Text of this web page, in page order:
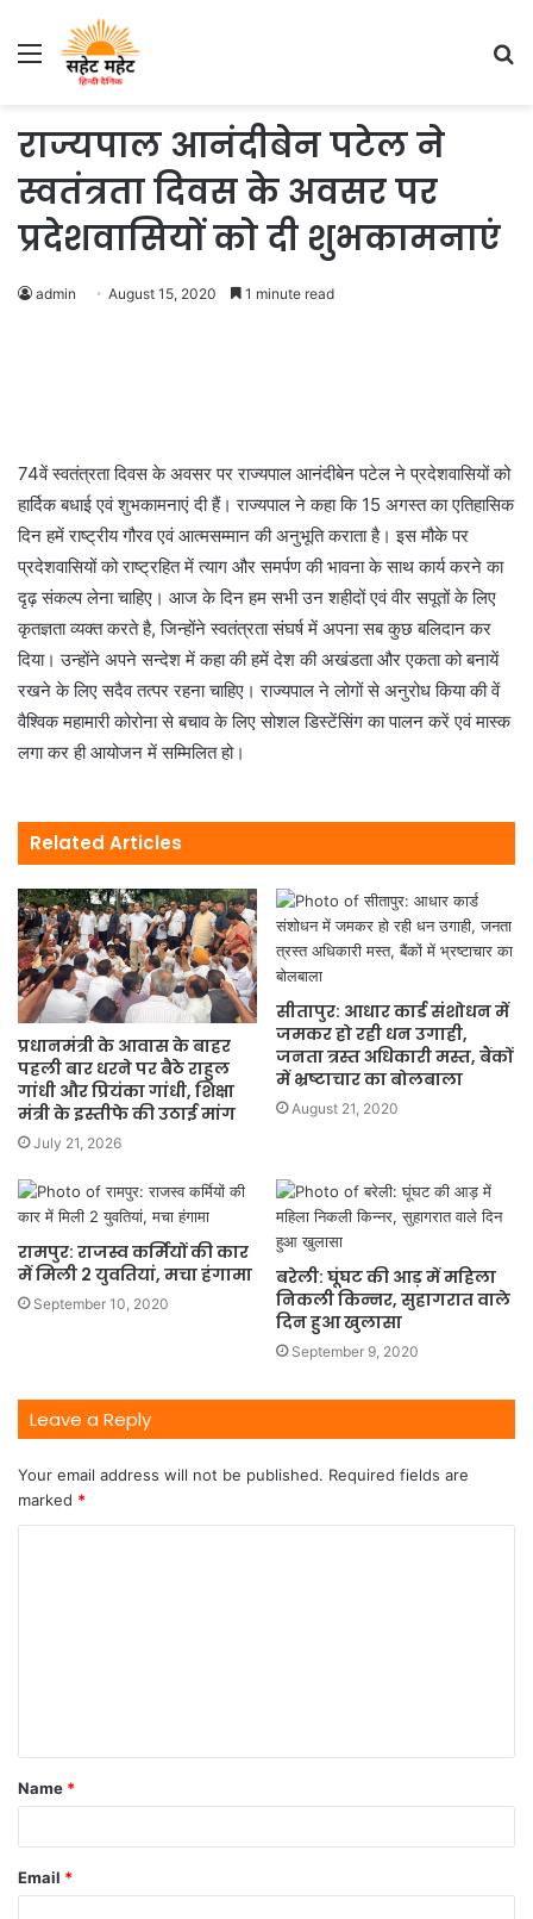
Menu
राज्यपाल आनंदीबेन पटेल ने
स्वतंत्रता दिवस के अवसर पर
प्रदेशवासियों को दी शुभकामनाएं
admin August 15, 2020 1 minute read
74वें स्वतंत्रता दिवस के अवसर पर राज्यपाल आनंदीबेन पटेल ने प्रदेशवासियों को
हार्दिक बधाई एवं शुभकामनाएं दी हैं। राज्यपाल ने कहा कि 15 अगस्त का एतिहासिक
दिन हमें राष्ट्रीय गौरव एवं आत्मसम्मान की अनुभूति कराता है। इस मौके पर
प्रदेशवासियों को राष्ट्रहित में त्याग और समर्पण की भावना के साथ कार्य करने का
दृढ़ संकल्प लेना चाहिए। आज के दिन हम सभी उन शहीदों एवं वीर सपूतों के लिए
कृतज्ञता व्यक्त करते है, जिन्होंने स्वतंत्रता संघर्ष में अपना सब कुछ बलिदान कर
दिया। उन्होंने अपने सन्देश में कहा की हमें देश की अखंडता और एकता को बनायें
रखने के लिए सदैव तत्पर रहना चाहिए। राज्यपाल ने लोगों से अनुरोध किया की वें
वैश्विक महामारी कोरोना से बचाव के लिए सोशल डिस्टेंसिंग का पालन करें एवं मास्क
लगा कर ही आयोजन में सम्मिलित हो।
Related Articles
प्रधानमंत्री के आवास के बाहर
पहली बार धरने पर बैठे राहुल
गांधी और प्रियंका गांधी, शिक्षा
मंत्री के इस्तीफे की उठाई मांग
July 21, 2026
सीतापुर: आधार कार्ड संशोधन में
जमकर हो रही धन उगाही,
जनता त्रस्त अधिकारी मस्त, बैंकों
में भ्रष्टाचार का बोलबाला
August 21, 2020
रामपुर: राजस्व कर्मियों की कार
में मिली 2 युवतियां, मचा हंगामा
September 10, 2020
बरेली: घूंघट की आड़ में महिला
निकली किन्नर, सुहागरात वाले
दिन हुआ खुलासा
September 9, 2020
Leave a Reply
Your email address will not be published. Required fields are
marked *
Name *
Email *